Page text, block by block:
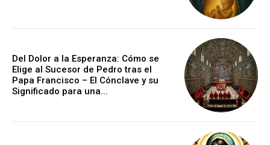
Del Dolor a la Esperanza: Cómo se
Elige al Sucesor de Pedro tras el
Papa Francisco – El Cónclave y su
Significado para una...